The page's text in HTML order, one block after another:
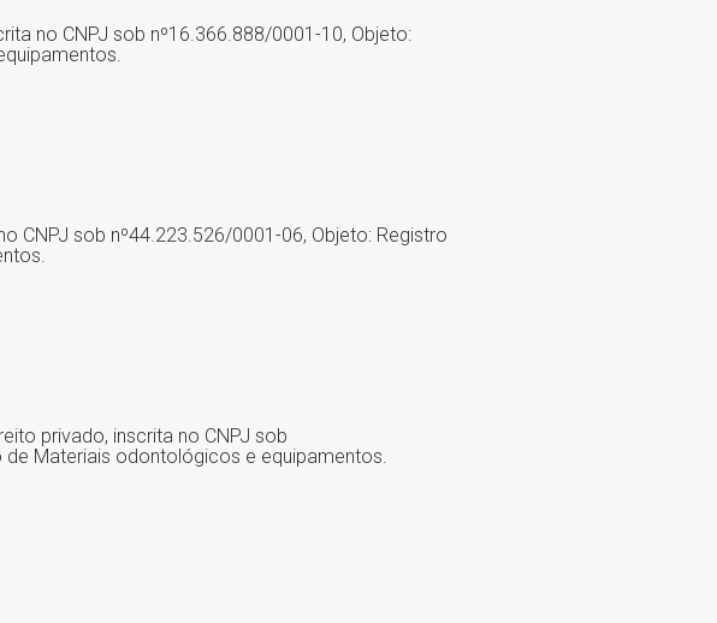
no CNPJ sob nº16.366.888/0001-10, Objeto:
CNPJ sob nº44.223.526/0001-06, Objeto: Registro
privado, inscrita no CNPJ sob
Materiais odontológicos e equipamentos.